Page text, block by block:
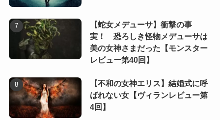
【蛇女メデューサ】衝撃の事
実！ 恐ろしき怪物メデューサは
美の女神さまだった【モンスター
レビュー第40回】
【不和の女神エリス】結婚式に呼
ばれない女【ヴィランレビュー第
4回】